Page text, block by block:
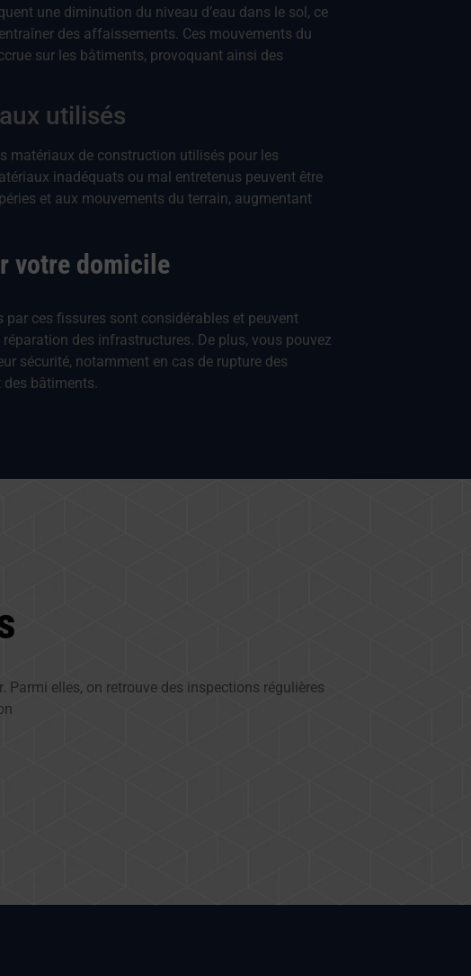
une diminution du niveau d’eau dans le sol, ce
des affaissements. Ces mouvements du
sur les bâtiments, provoquant ainsi des
utilisés
matériaux de construction utilisés pour les
inadéquats ou mal entretenus peuvent être
et aux mouvements du terrain, augmentant
votre domicile
ces fissures sont considérables et peuvent
des infrastructures. De plus, vous pouvez
sécurité, notamment en cas de rupture des
des bâtiments.
elles, on retrouve des inspections régulières